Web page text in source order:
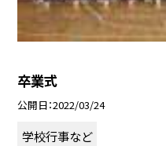
卒業式
公開日 2022/03/24
学校行事など